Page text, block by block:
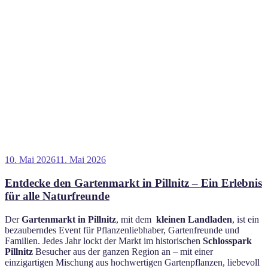
Veröffentlicht
10. Mai 202611. Mai 2026
Entdecke den Gartenmarkt in Pillnitz – Ein Erlebnis
für alle Naturfreunde
DerGartenmarkt in Pillnitz, mit dem kleinen Landladen, ist ein
bezauberndes Event für Pflanzenliebhaber, Gartenfreunde und
Familien. Jedes Jahr lockt der Markt im historischen Schlosspark
Pillnitz Besucher aus der ganzen Region an – mit einer
einzigartigen Mischung aus hochwertigen Gartenpflanzen, liebevoll